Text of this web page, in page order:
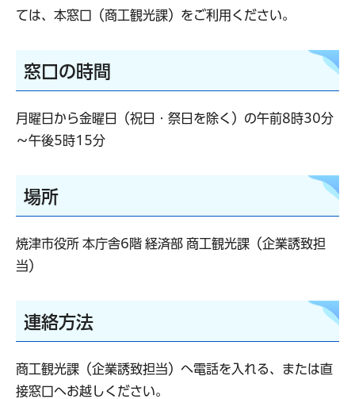
ては、本窓口（商工観光課）をご利用ください。
窓口の時間
月曜日から金曜日（祝日・祭日を除く）の午前8時30分
～午後5時15分
場所
焼津市役所 本庁舎6階 経済部 商工観光課（企業誘致担
当）
連絡方法
商工観光課（企業誘致担当）へ電話を入れる、または直
接窓口へお越しください。